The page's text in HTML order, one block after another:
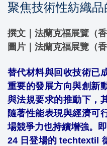
聚焦技術性紡織
撰文｜法蘭克福展覽（
圖片｜法蘭克福展覽（
替代材料與回收技術已
重要的發展方向與創新
與法規要求的推動下，
隨著性能表現與經濟可
場競爭力也持續增強。
24 日登場的 techtextil